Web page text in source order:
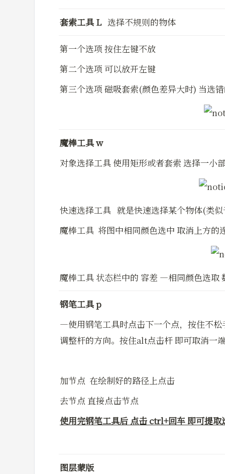
套索工具 L 选择不规则的物体
第一个选项 按住左键不放
第二个选项 可以放开左键
第三个选项 磁吸套索(颜色差异大时) 当选
魔棒工具 w
对象选择工具 使用矩形或者套索 选择一小
快速选择工具   就是快速选择某个物体(类
魔棒工具  将图中相同颜色选中 取消上方的
魔棒工具 状态栏中的 容差 —相同颜色选取
钢笔工具 p
—使用钢笔工具时点击下一个点，按住不
调整杆的方向。按住alt点击杆 即可取消一端
加节点  在绘制好的路径上点击
去节点 直接点击节点
使用完钢笔工具后 点击 ctrl+回车 即可提取
图层蒙版